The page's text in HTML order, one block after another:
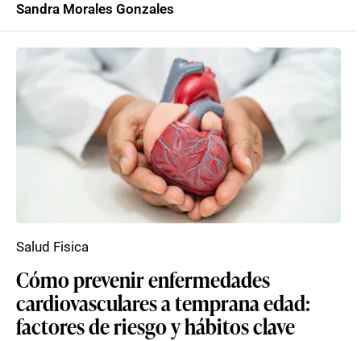
Sandra Morales Gonzales
Cómo prevenir enfermedades
cardiovasculares a temprana edad:
factores de riesgo y hábitos clave
Salud Fisica